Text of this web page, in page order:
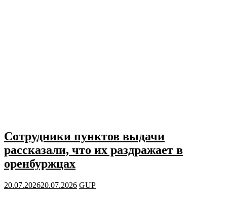
Сотрудники пунктов выдачи
рассказали, что их раздражает в
оренбуржцах
20.07.202620.07.2026 GUP